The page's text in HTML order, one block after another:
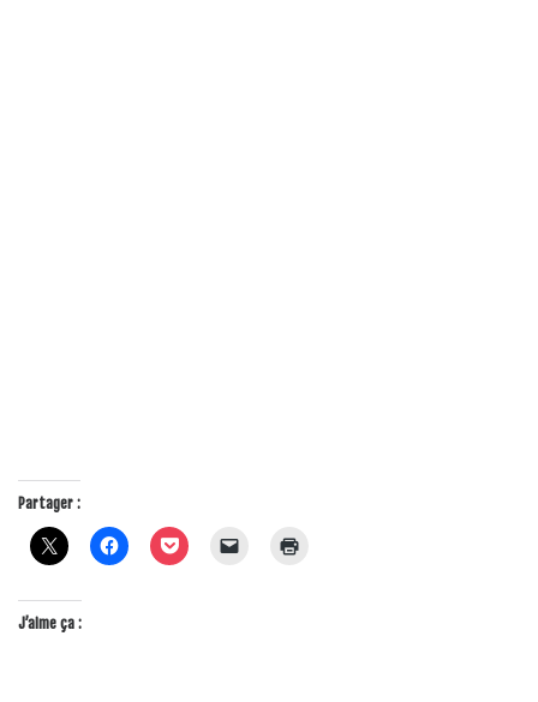
Partager :
J’aime ça :